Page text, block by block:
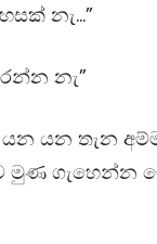
නැ…”
නැ”
යන තැන
මුණ ගැහෙන්න